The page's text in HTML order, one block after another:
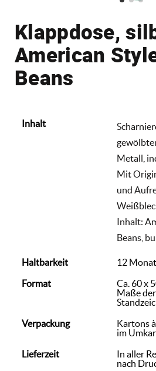
Klappdose,
American
Beans
Inhalt
Metall,
Mit
und
Inhalt:
Beans,
Haltbarkeit
12
Format
Ca. 60 x
Maße
Verpackung
Kartons
im
Lieferzeit
In aller
nach